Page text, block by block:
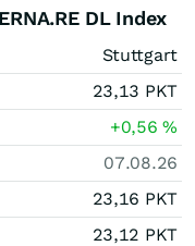
DL Index
Stuttgart
23,13 PKT
+0,56%
07.08.26
23,16 PKT
23,12 PKT